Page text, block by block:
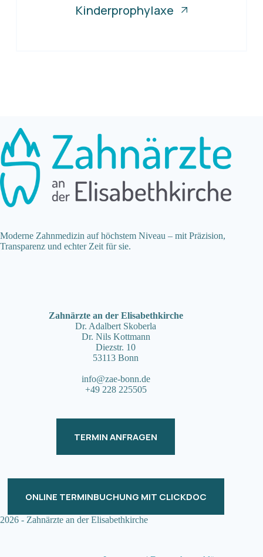
Kinderprophylaxe
Moderne Zahnmedizin auf höchstem Niveau – mit Präzision,
Transparenz und echter Zeit für sie.
Zahnärzte an der Elisabethkirche
Dr. Adalbert Skoberla
Dr. Nils Kottmann
Diezstr. 10
53113 Bonn
info@zae-bonn.de
+49 228 225505
TERMIN ANFRAGEN
ONLINE TERMINBUCHUNG MIT CLICKDOC
2026 - Zahnärzte an der Elisabethkirche